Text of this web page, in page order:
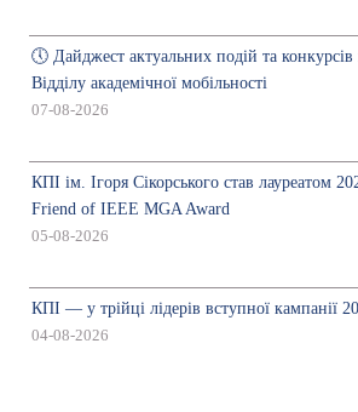
🕔 Дайджест актуальних подій та конкурсів
Відділу академічної мобільності
07-08-2026
КПІ ім. Ігоря Сікорського став лауреатом
Friend of IEEE MGA Award
05-08-2026
КПІ — у трійці лідерів вступної кампанії
04-08-2026